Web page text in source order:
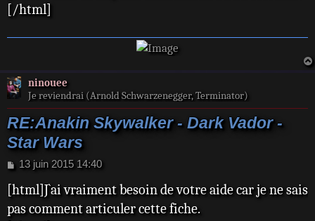
g
[/html]
ninouee
Je reviendrai (Arnold Schwarzenegger, Terminator)
RE:Anakin Skywalker - Dark Vador -
Star Wars
M
s
a
13 juin 2015 14:40
[html]J`ai vraiment besoin de votre aide car je ne sais
pas comment articuler cette fiche.